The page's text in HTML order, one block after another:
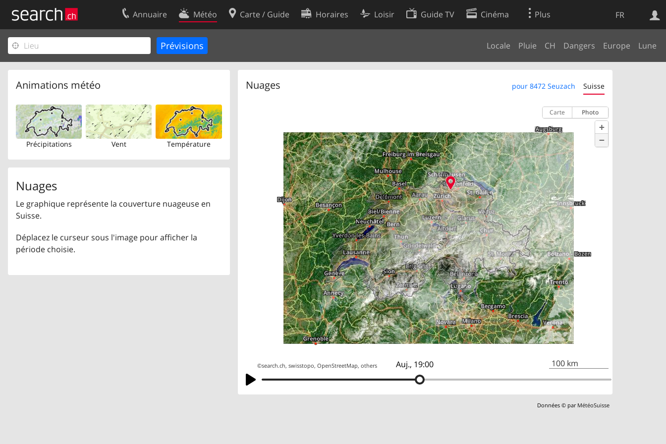
FR
Annuaire Météo Carte / Guide Horaires Loisir Guide TV Cinéma Plus
Locale Pluie CH Dangers Europe Lune
Animations météo
Précipitations Vent Température
Nuages
Le graphique représente la couverture nuageuse en
Suisse.
Déplacez le curseur sous l'image pour afficher la
période choisie.
Nuages pour 8472 Seuzach Suisse
Auj., 19:00
Carte Photo
+
−
©search.ch,swisstopo,OpenStreetMap,others 100 km
Données © par MétéoSuisse
Web
Votre inscription
Centre clients
Contact
Conditions d’utilisation
Préférences de cookies